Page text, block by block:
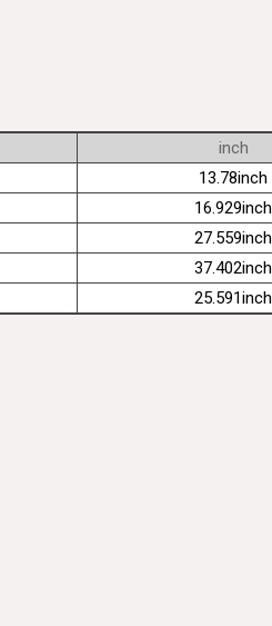
inch
13.78inch
16.929inch
27.559inch
37.402inch
25.591inch